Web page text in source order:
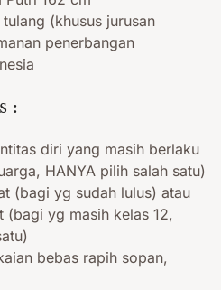
(khusus jurusan
penerbangan
:
diri yang masih berlaku
HANYA pilih salah satu)
(bagi yg sudah lulus) atau
(bagi yg masih kelas 12,
bebas rapih sopan,